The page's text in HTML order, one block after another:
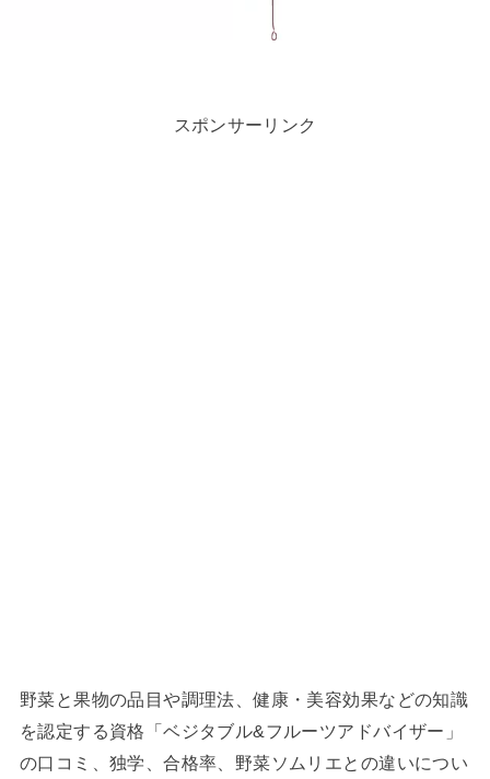
スポンサーリンク
野菜と果物の品目や調理法、健康・美容効果などの知識
を認定する資格「ベジタブル&フルーツアドバイザー」
の口コミ、独学、合格率、野菜ソムリエとの違いについ